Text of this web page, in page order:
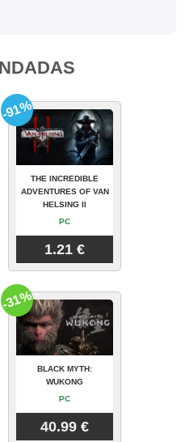
THE INCREDIBLE
ADVENTURES OF VAN
HELSING II
PC
1.21 €
-91%
BLACK MYTH:
WUKONG
PC
40.99 €
-31%